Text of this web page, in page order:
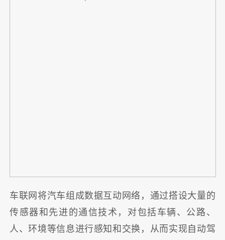
车联网将汽车组成数据互动网络，通过搭设大量的
传感器和先进的通信技术，对包括车辆、公路、
人、环境等信息进行感知和交换，从而实现自动驾